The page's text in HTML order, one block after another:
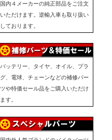
国内４メーカーの純正部品をご注文
いただけます。逆輸入車も取り扱い
しております。
バッテリー、タイヤ、オイル、プラ
グ、電球、チェーンなどの補修パー
ツや特価セール品をご購入いただけ
ます。